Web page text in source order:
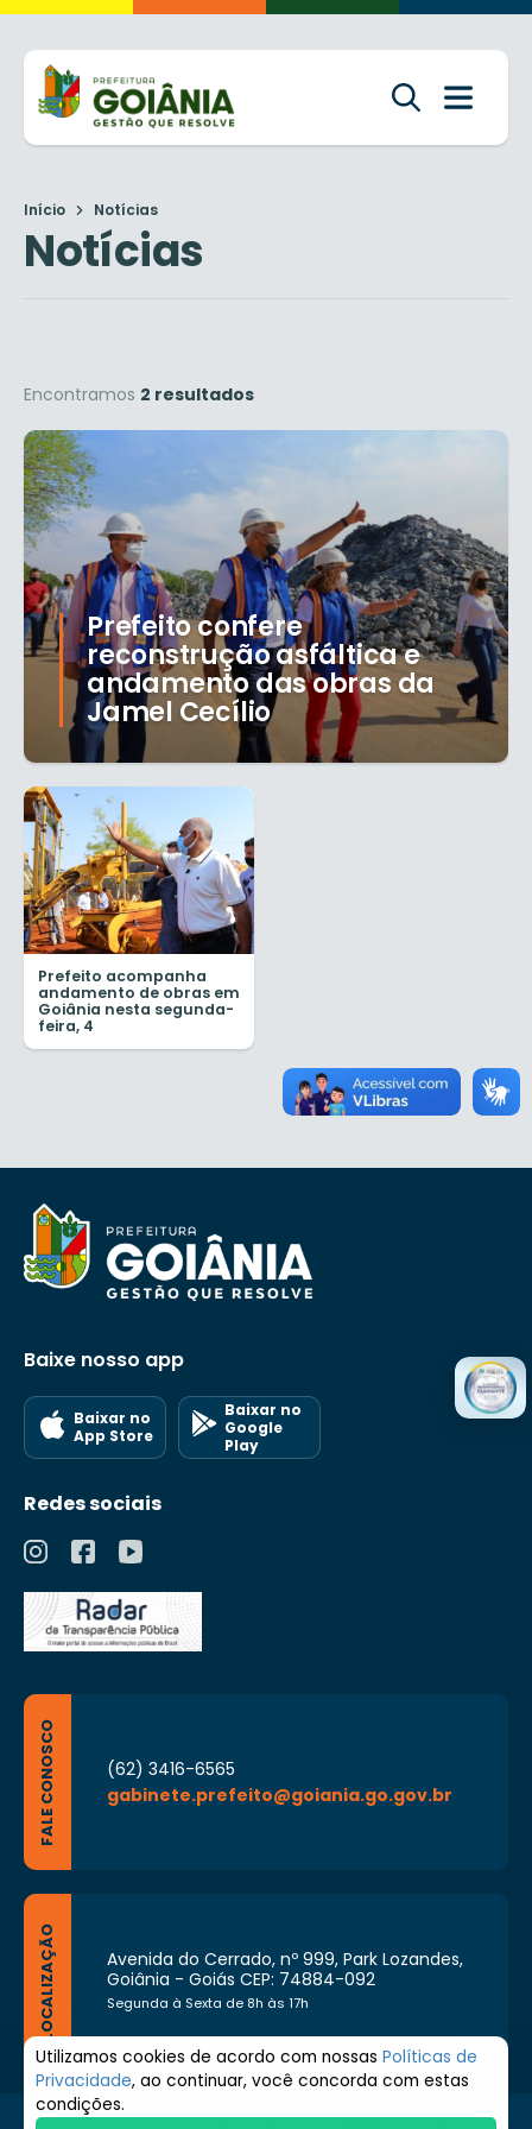
Início Notícias
Notícias
Encontramos 2 resultados
Prefeito confere
reconstrução asfáltica e
andamento das obras da
Jamel Cecílio
Prefeito acompanha
andamento de obras em
Goiânia nesta segunda-
feira, 4
Baixe nosso app
Baixar no
App Store
Baixar no
Google
Play
Redes sociais
FALE CONOSCO
(62) 3416-6565
gabinete.prefeito@goiania.go.gov.br
LOCALIZAÇÃO
Avenida do Cerrado, nº 999, Park Lozandes,
Goiânia - Goiás CEP: 74884-092
Segunda à Sexta de 8h às 17h
Utilizamos cookies de acordo com nossas Políticas de
Privacidade, ao continuar, você concorda com estas
condições.